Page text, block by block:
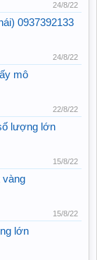
24/8/22
0937392133
24/8/22
mô
22/8/22
lượng lớn
15/8/22
vàng
15/8/22
lớn